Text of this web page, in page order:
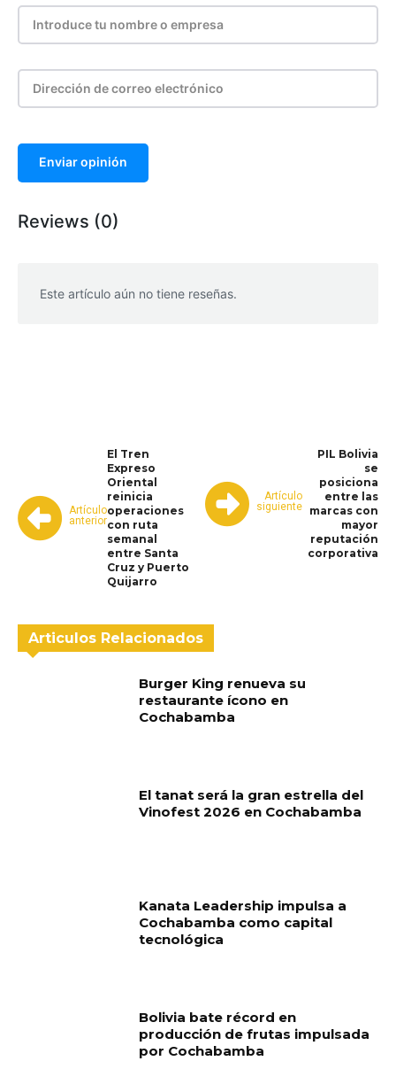
Enviar opinión
Reviews (0)
Este artículo aún no tiene reseñas.
Artículo
anterior
El Tren
Expreso
Oriental
reinicia
operaciones
con ruta
semanal
entre Santa
Cruz y Puerto
Quijarro
Artículo
siguiente
PIL Bolivia
se
posiciona
entre las
marcas con
mayor
reputación
corporativa
Articulos Relacionados
Burger King renueva su
restaurante ícono en
Cochabamba
El tanat será la gran estrella del
Vinofest 2026 en Cochabamba
Kanata Leadership impulsa a
Cochabamba como capital
tecnológica
Bolivia bate récord en
producción de frutas impulsada
por Cochabamba